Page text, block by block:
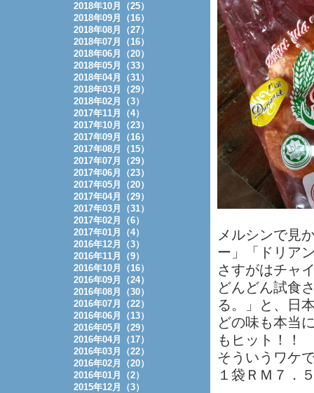
メルシンで見
ー」「ドリア
さすがはチャ
どんどん試食
る。」と、日
どの味も本当
もヒット！！
そういうワケ
１袋ＲＭ７．
2018年10月（25）
2018年09月（16）
2018年08月（27）
2018年07月（16）
2018年06月（20）
2018年05月（33）
2018年04月（31）
2018年03月（29）
2018年02月（3）
2017年11月（4）
2017年10月（23）
2017年09月（16）
2017年08月（15）
2017年07月（29）
2017年06月（23）
2017年05月（20）
2017年04月（29）
2017年03月（31）
2017年02月（6）
2017年01月（4）
2016年12月（3）
2016年11月（9）
2016年10月（16）
2016年09月（24）
2016年08月（30）
2016年07月（22）
2016年06月（13）
2016年05月（29）
2016年04月（17）
2016年03月（22）
2016年02月（20）
2016年01月（2）
2015年12月（3）